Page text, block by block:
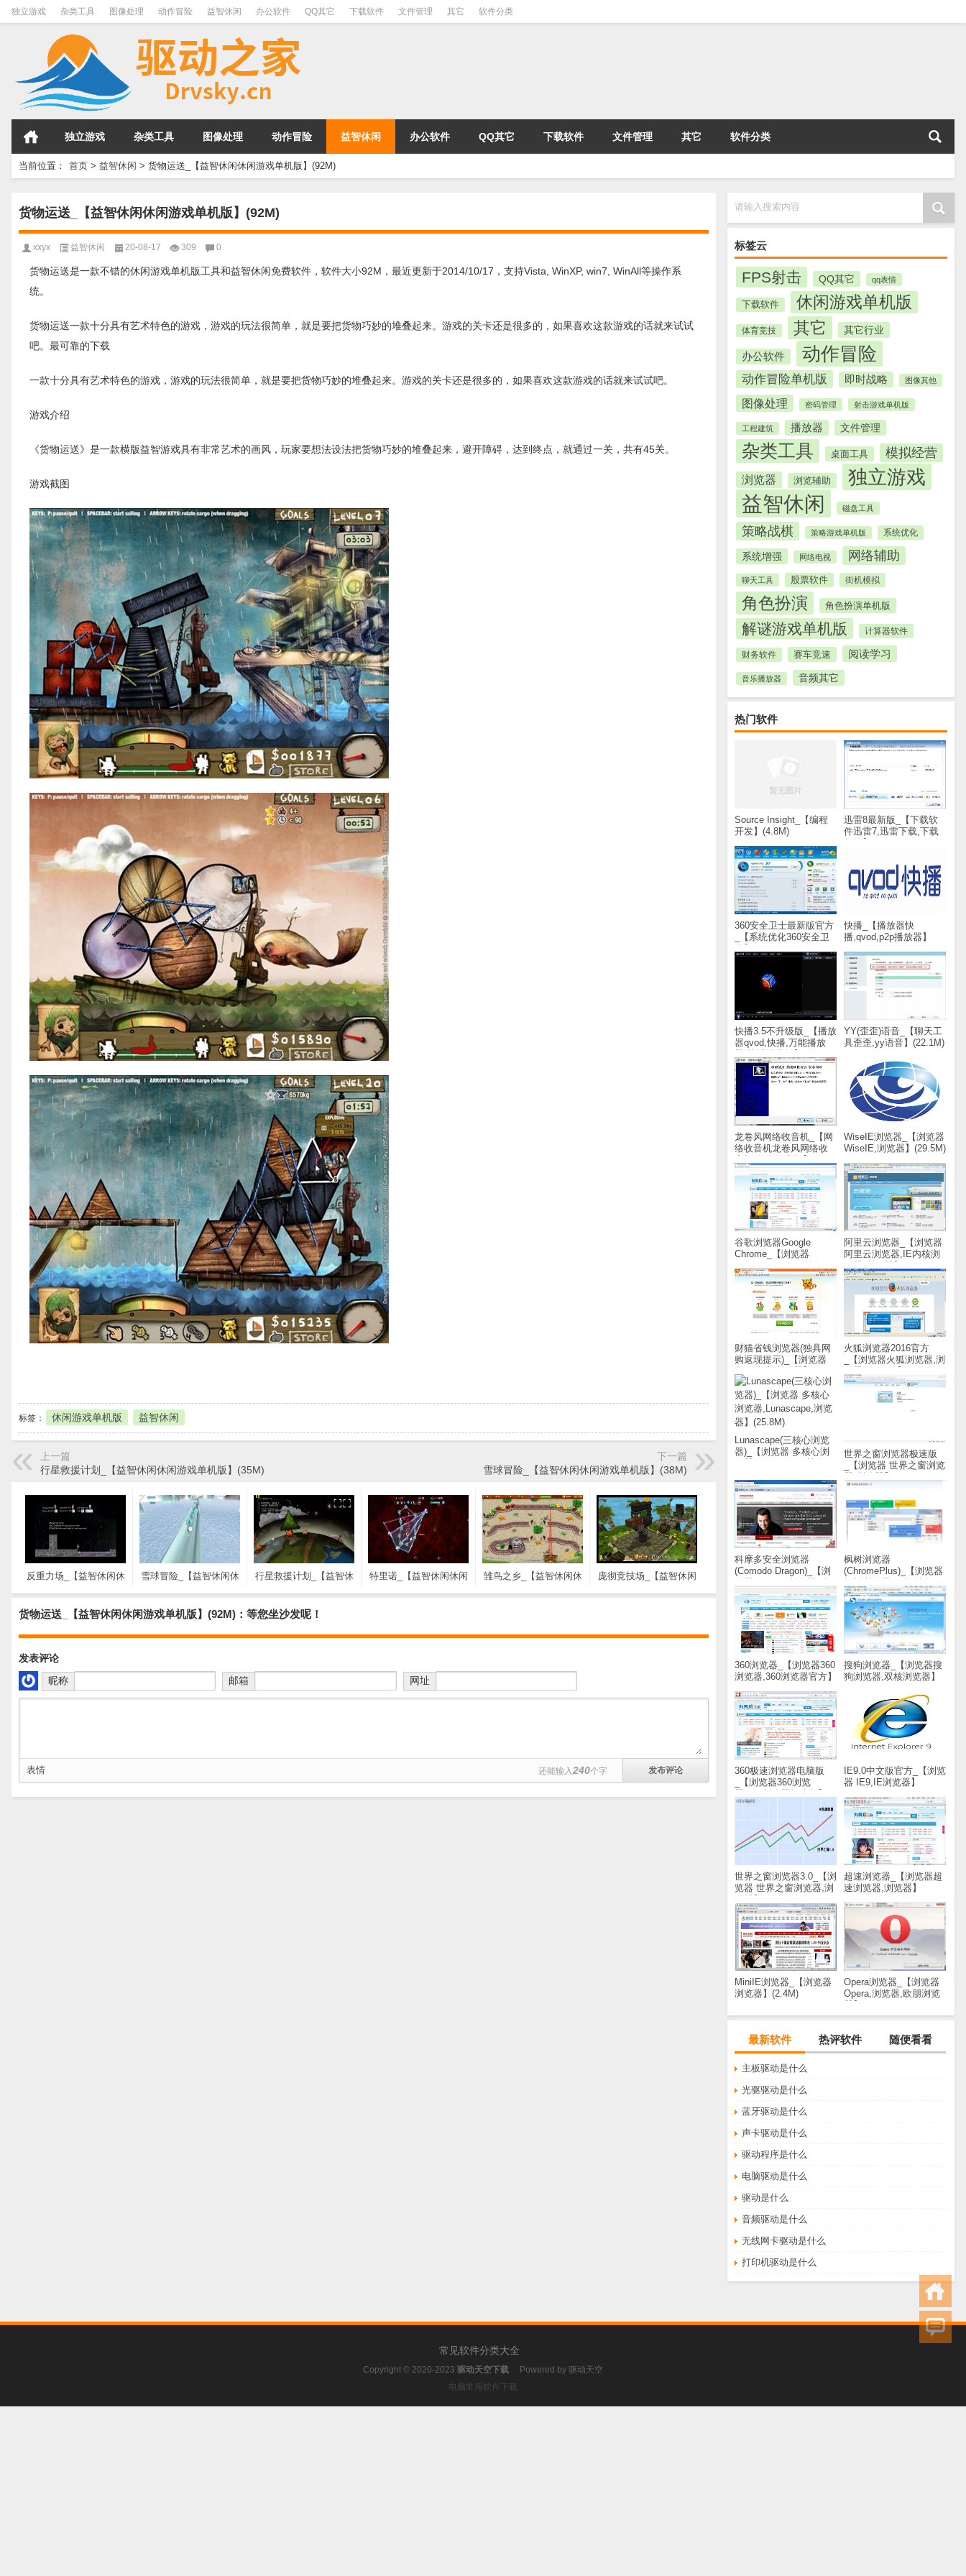
独立游戏 杂类工具 图像处理 动作冒险 益智休闲 办公软件 QQ其它 下载软件 文件管理 其它 软件分类
独立游戏 杂类工具 图像处理 动作冒险 益智休闲 办公软件 QQ其它 下载软件 文件管理 其它 软件分类
当前位置： 首页 > 益智休闲 > 货物运送_【益智休闲休闲游戏单机版】(92M)
请输入搜索内容
标签云
FPS射击 QQ其它 qq表情
下载软件 休闲游戏单机版
体育竞技 其它 其它行业
办公软件 动作冒险
动作冒险单机版 即时战略 图像其他
图像处理 密码管理 射击游戏单机版
工程建筑 播放器 文件管理
杂类工具 桌面工具 模拟经营
浏览器 浏览辅助 独立游戏
益智休闲 磁盘工具
策略战棋 策略游戏单机版 系统优化
系统增强 网络电视 网络辅助
聊天工具 股票软件 街机模拟
角色扮演 角色扮演单机版
解谜游戏单机版 计算器软件
财务软件 赛车竞速 阅读学习
音乐播放器 音频其它
热门软件
Source Insight_【编程
开发】(4.8M)
迅雷8最新版_【下载软
件迅雷7,迅雷下载,下载
360安全卫士最新版官方
_【系统优化360安全卫
快播_【播放器快
播,qvod,p2p播放器】
快播3.5不升级版_【播放
器qvod,快播,万能播放
YY(歪歪)语音_【聊天工
具歪歪,yy语音】(22.1M)
龙卷风网络收音机_【网
络收音机龙卷风网络收
(1.8M)
WiseIE浏览器_【浏览器
WiseIE,浏览器】(29.5M)
谷歌浏览器Google
Chrome_【浏览器
器】(43.8M)
阿里云浏览器_【浏览器
阿里云浏览器,IE内核浏
财猫省钱浏览器(独具网
购返现提示)_【浏览器
(1.5M)
火狐浏览器2016官方
_【浏览器火狐浏览器,浏
Lunascape(三核心浏览
器)_【浏览器 多核心浏
世界之窗浏览器极速版
_【浏览器 世界之窗浏览
科摩多安全浏览器
(Comodo Dragon)_【浏
摩多浏览器】(52.9M)
枫树浏览器
(ChromePlus)_【浏览器
器】(37.6M)
360浏览器_【浏览器360
浏览器,360浏览器官方】
搜狗浏览器_【浏览器搜
狗浏览器,双核浏览器】
360极速浏览器电脑版
_【浏览器360浏览
(38.8M)
IE9.0中文版官方_【浏览
器 IE9,IE浏览器】
世界之窗浏览器3.0_【浏
览器 世界之窗浏览器,浏
超速浏览器_【浏览器超
速浏览器,浏览器】
MiniIE浏览器_【浏览器
浏览器】(2.4M)
Opera浏览器_【浏览器
Opera,浏览器,欧朋浏览
最新软件 热评软件 随便看看
主板驱动是什么
光驱驱动是什么
蓝牙驱动是什么
声卡驱动是什么
驱动程序是什么
电脑驱动是什么
驱动是什么
音频驱动是什么
无线网卡驱动是什么
打印机驱动是什么
货物运送_【益智休闲休闲游戏单机版】(92M)
xxyx 益智休闲 20-08-17 309 0
货物运送是一款不错的休闲游戏单机版工具和益智休闲免费软件，软件大小92M，最近更新于2014/10/17，支持Vista, WinXP, win7, WinAll等操作系
统。
货物运送一款十分具有艺术特色的游戏，游戏的玩法很简单，就是要把货物巧妙的堆叠起来。游戏的关卡还是很多的，如果喜欢这款游戏的话就来试试
吧。最可靠的下载
一款十分具有艺术特色的游戏，游戏的玩法很简单，就是要把货物巧妙的堆叠起来。游戏的关卡还是很多的，如果喜欢这款游戏的话就来试试吧。
游戏介绍
《货物运送》是一款横版益智游戏具有非常艺术的画风，玩家要想法设法把货物巧妙的堆叠起来，避开障碍，达到终点，就通过一关，共有45关。
游戏截图
标签： 休闲游戏单机版 益智休闲
上一篇
行星救援计划_【益智休闲休闲游戏单机版】(35M)
下一篇
雪球冒险_【益智休闲休闲游戏单机版】(38M)
反重力场_【益智休闲休
雪球冒险_【益智休闲休
行星救援计划_【益智休
特里诺_【益智休闲休闲
雏鸟之乡_【益智休闲休
庞彻竞技场_【益智休闲
货物运送_【益智休闲休闲游戏单机版】(92M)：等您坐沙发呢！
发表评论
昵称
邮箱 网址
表情 还能输入240个字
常见软件分类大全
Copyright © 2020-2023 驱动天空下载 Powered by 驱动天空
电脑常用软件下载